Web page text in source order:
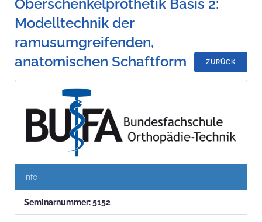
Oberschenkelprothetik Basis 2:
Modelltechnik der
ramusumgreifenden,
anatomischen Schaftform
ZURÜCK
Info
Seminar­nummer:5152